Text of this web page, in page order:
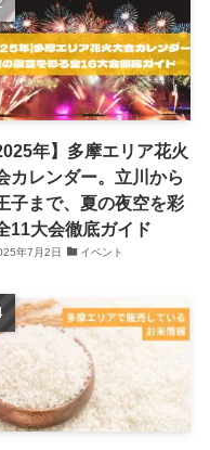
年】多摩エリア花火
カレンダー。立川から
子まで、夏の夜空を彩
11大会徹底ガイド
年7月2日 イベント